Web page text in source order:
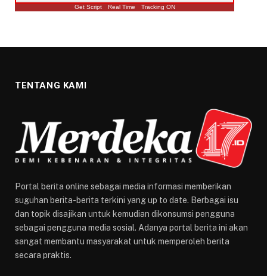
Get Script Real Time Tracking ON
TENTANG KAMI
Portal berita online sebagai media informasi memberikan
suguhan berita-berita terkini yang up to date. Berbagai isu
dan topik disajikan untuk kemudian dikonsumsi pengguna
sebagai pengguna media sosial. Adanya portal berita ini akan
sangat membantu masyarakat untuk memperoleh berita
secara praktis.